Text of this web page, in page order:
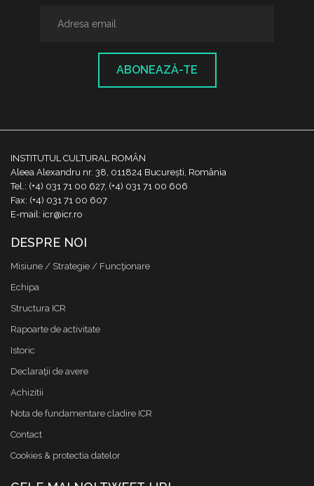
ABONEAZĂ-TE
INSTITUTUL CULTURAL ROMÂN
Aleea Alexandru nr. 38, 011824 București, România
Tel.: (+4) 031 71 00 627, (+4) 031 71 00 606
Fax: (+4) 031 71 00 607
E-mail: icr@icr.ro
DESPRE NOI
Misiune / Strategie / Funcţionare
Echipa
Structura ICR
Rapoarte de activitate
Istoric
Declaraţii de avere
Achizitii
Nota de fundamentare cladire ICR
Contact
Cookies & protectia datelor